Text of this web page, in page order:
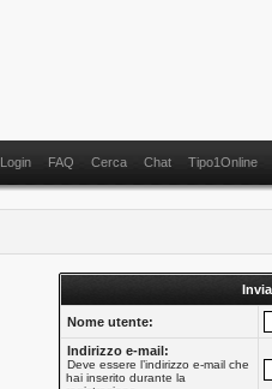
Login FAQ Cerca Chat Tipo1Online
Nome utente:
Indirizzo e-mail:
Deve essere l’indirizzo e-mail che
hai inserito durante la